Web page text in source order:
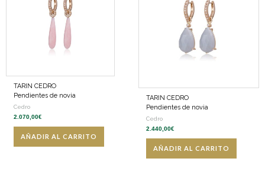
TARIN CEDRO
Pendientes de novia
Cedro
2.070,00€
AÑADIR AL CARRITO
TARIN CEDRO
Pendientes de novia
Cedro
2.440,00€
AÑADIR AL CARRITO